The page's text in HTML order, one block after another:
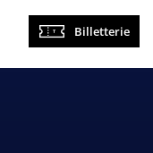
Navigation
principale
Billetterie